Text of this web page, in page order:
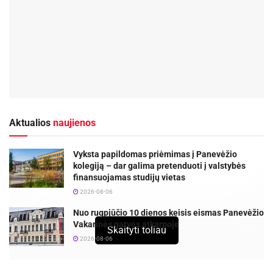
Aktualios naujienos
Vyksta papildomas priėmimas į Panevėžio
kolegiją – dar galima pretenduoti į valstybės
finansuojamas studijų vietas
2026-08-06
Nuo rugpjūčio 10 dienos keisis eismas Panevėžio
Vakarinės gatvės atkarpoje
2026-08-06
Skaityti toliau